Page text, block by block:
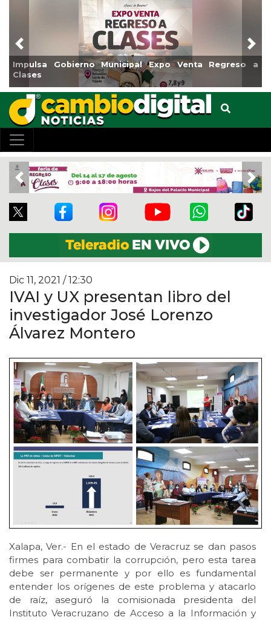
Municipal Expo Venta Regreso a
Reabrirá
Previous
Previous
Dic 11, 2021 / 12:30
IVAI y UX presentan libro del
investigador José Lorenzo
Álvarez Montero
Xalapa, Ver.- En el estado de Veracruz se dan pasos
firmes para combatir la corrupción, pero esta tarea
debe ser permanente y por ello es fundamental
entender los orígenes de este problema y atacarlo
de raíz, aseguró la comisionada presidenta del
Instituto Veracruzano de Acceso a la Información y